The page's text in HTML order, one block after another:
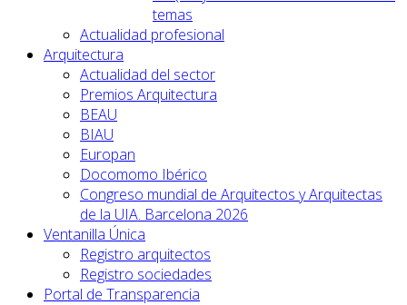
temas
Actualidad profesional
Arquitectura
Actualidad del sector
Premios Arquitectura
BEAU
BIAU
Europan
Docomomo Ibérico
Congreso mundial de Arquitectos y Arquitectas
de la UIA. Barcelona 2026
Ventanilla Única
Registro arquitectos
Registro sociedades
Portal de Transparencia